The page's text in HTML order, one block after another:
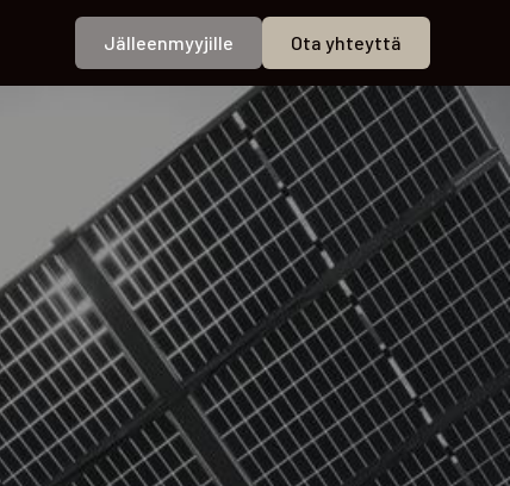
Jälleenmyyjille Ota yhteyttä